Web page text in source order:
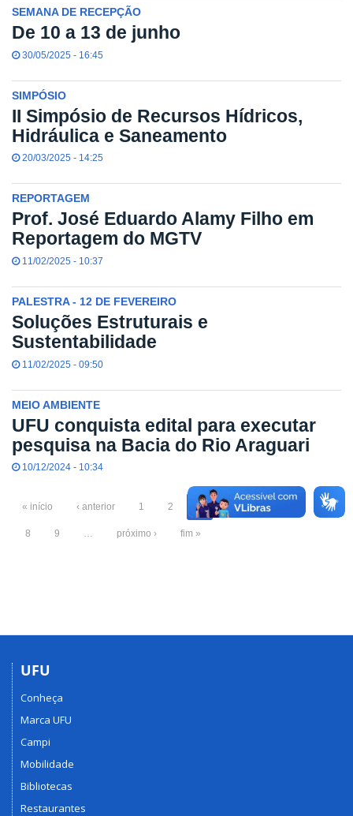
SEMANA DE RECEPÇÃO
De 10 a 13 de junho
30/05/2025 - 16:45
SIMPÓSIO
II Simpósio de Recursos Hídricos,
Hidráulica e Saneamento
20/03/2025 - 14:25
REPORTAGEM
Prof. José Eduardo Alamy Filho em
Reportagem do MGTV
11/02/2025 - 10:37
PALESTRA - 12 DE FEVEREIRO
Soluções Estruturais e
Sustentabilidade
11/02/2025 - 09:50
MEIO AMBIENTE
UFU conquista edital para executar
pesquisa na Bacia do Rio Araguari
10/12/2024 - 10:34
« início ‹ anterior 1 2 3 4 5
8 9 … próximo › fim »
UFU
Conheça
Marca UFU
Campi
Mobilidade
Bibliotecas
Restaurantes